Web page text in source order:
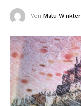
Von Malu Winkler